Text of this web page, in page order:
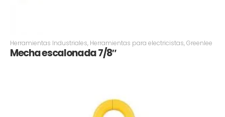
Herramientas Industriales, Herramientas para electricistas,Greenlee
Mecha escalonada 7/8″